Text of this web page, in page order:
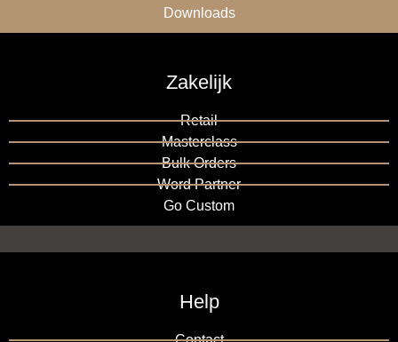
Downloads
Zakelijk
Retail
Masterclass
Bulk Orders
Word Partner
Go Custom
Help